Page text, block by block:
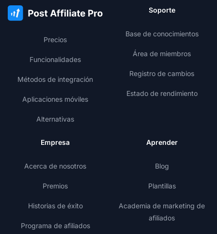
Precios
Funcionalidades
Métodos de integración
Aplicaciones móviles
Alternativas
Soporte
Base de conocimientos
Área de miembros
Registro de cambios
Estado de rendimiento
Empresa
Acerca de nosotros
Premios
Historias de éxito
Programa de afiliados
Aprender
Blog
Plantillas
Academia de marketing de
afiliados